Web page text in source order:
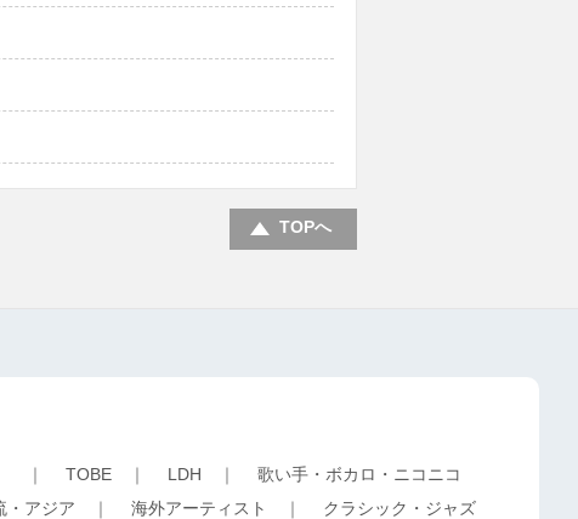
TOPへ
｜ TOBE ｜ LDH ｜ 歌い手・ボカロ・ニコニコ
・アジア ｜ 海外アーティスト ｜ クラシック・ジャズ